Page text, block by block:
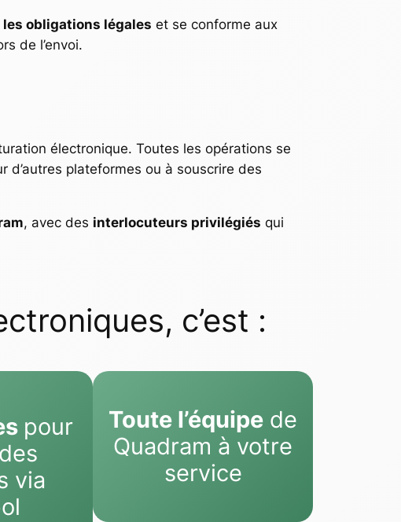
obligations légales et se conforme aux
de l’envoi.
électronique. Toutes les opérations se
d’autres plateformes ou à souscrire des
, avec des interlocuteurs privilégiés qui
c’est :
pour
via
Toute l’équipe de
Quadram à votre
service